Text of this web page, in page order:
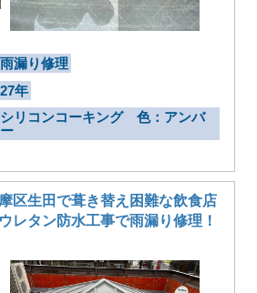
雨漏り修理
27年
シリコンコーキング 色：アンバ
ー
区生田で葺き替え困難な飲食店
レタン防水工事で雨漏り修理！